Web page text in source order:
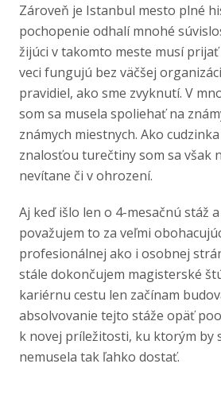
Zároveň je Istanbul mesto plné
pochopenie odhalí mnohé
žijúci v takomto meste musí
veci fungujú bez väčšej
pravidiel, ako sme zvyknutí. V
som sa musela spoliehať na
známych miestnych. Ako
znalosťou turečtiny som sa však
nevítane či v ohrození.
Aj keď išlo len o 4-mesačnú stáž
považujem to za veľmi
profesionálnej ako i osobnej
stále dokončujem magisterské
kariérnu cestu len začínam
absolvovanie tejto stáže opäť
k novej príležitosti, ku ktorým by
nemusela tak ľahko dostať.